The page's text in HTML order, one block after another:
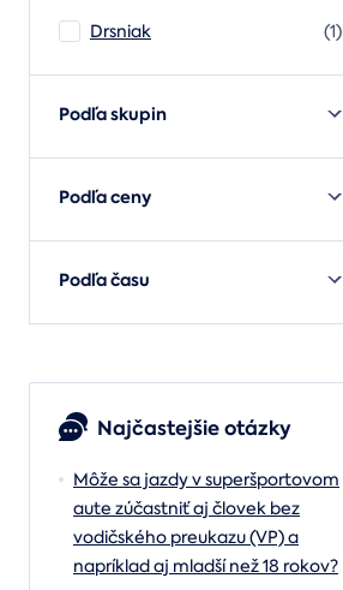
Drsniak
(1)
Podľa skupin
Podľa ceny
Podľa času
Najčastejšie otázky
Môže sa jazdy v superšportovom
aute zúčastniť aj človek bez
vodičského preukazu (VP) a
napríklad aj mladší než 18 rokov?